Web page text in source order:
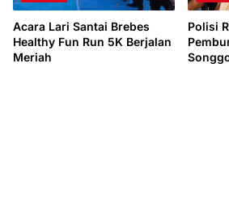
Acara Lari Santai Brebes
Healthy Fun Run 5K Berjalan
Meriah
Polisi